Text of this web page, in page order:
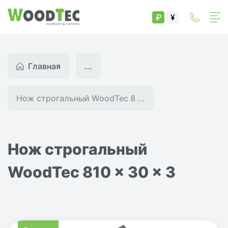
₽ ¥
Главная
Нож строгальный WoodTec 8 ...
...
Нож строгальный
WoodTec 810 x 30 x 3